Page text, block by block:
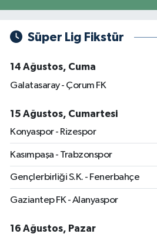
Süper Lig Fikstür
14 Ağustos, Cuma
Galatasaray - Çorum FK
15 Ağustos, Cumartesi
Konyaspor - Rizespor
Kasımpaşa - Trabzonspor
Gençlerbirliği S.K. - Fenerbahçe
Gaziantep FK - Alanyaspor
16 Ağustos, Pazar